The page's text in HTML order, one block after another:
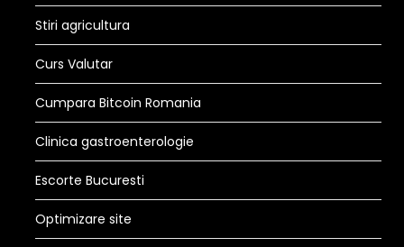
Stiri agricultura
Curs Valutar
Cumpara Bitcoin Romania
Clinica gastroenterologie
Escorte Bucuresti
Optimizare site